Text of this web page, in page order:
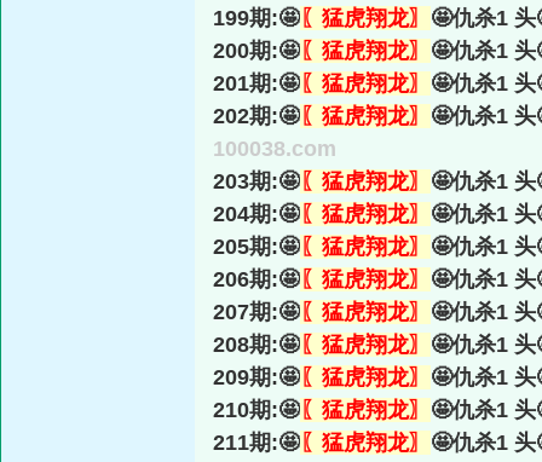
199期:🤩 〖猛虎翔龙〗 🤩仇杀1
200期:🤩 〖猛虎翔龙〗 🤩仇杀1
201期:🤩 〖猛虎翔龙〗 🤩仇杀1
202期:🤩 〖猛虎翔龙〗 🤩仇杀1
100038.com
203期:🤩 〖猛虎翔龙〗 🤩仇杀1
204期:🤩 〖猛虎翔龙〗 🤩仇杀1
205期:🤩 〖猛虎翔龙〗 🤩仇杀1
206期:🤩 〖猛虎翔龙〗 🤩仇杀1
207期:🤩 〖猛虎翔龙〗 🤩仇杀1
208期:🤩 〖猛虎翔龙〗 🤩仇杀1
209期:🤩 〖猛虎翔龙〗 🤩仇杀1
210期:🤩 〖猛虎翔龙〗 🤩仇杀1
211期:🤩 〖猛虎翔龙〗 🤩仇杀1